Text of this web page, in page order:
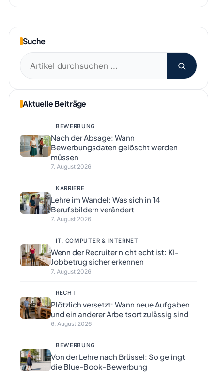
Suche
Suchen
nach:
Aktuelle Beiträge
BEWERBUNG
Nach der Absage: Wann
Bewerbungsdaten gelöscht werden
müssen
7. August 2026
KARRIERE
Lehre im Wandel: Was sich in 14
Berufsbildern verändert
7. August 2026
IT, COMPUTER & INTERNET
Wenn der Recruiter nicht echt ist: KI-
Jobbetrug sicher erkennen
7. August 2026
RECHT
Plötzlich versetzt: Wann neue Aufgaben
und ein anderer Arbeitsort zulässig sind
6. August 2026
BEWERBUNG
Von der Lehre nach Brüssel: So gelingt
die Blue-Book-Bewerbung